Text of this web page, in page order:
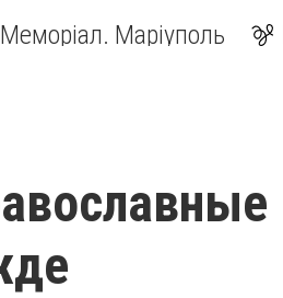
Меморіал. Маріуполь